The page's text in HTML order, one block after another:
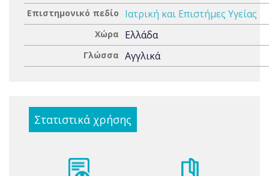
Επιστημονικό πεδίο Ιατρική και Επιστήμες Υγείας
Χώρα Ελλάδα
Γλώσσα Αγγλικά
Στατιστικά χρήσης